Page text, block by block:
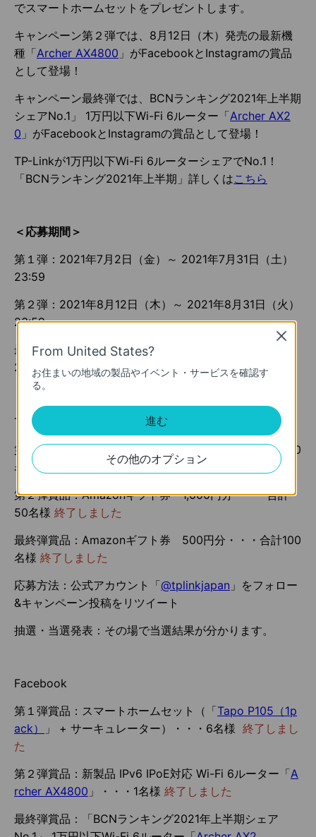
でスマートホームセットをプレゼントします。
キャンペーン第２弾では、8月12日（木）発売の最新機
種「Archer AX4800 」がFacebookとInstagramの賞品
として登場！
キャンペーン最終弾では、BCNランキング2021年上半期
シェアNo.1」 1万円以下Wi-Fi 6ルーター「Archer AX2
0 」がFacebookとInstagramの賞品として登場！
TP-Linkが1万円以下Wi-Fi 6ルーターシェアでNo.1！
「BCNランキング2021年上半期」詳しくはこちら
＜応募期間＞
第１弾：2021年7月2日（金）～ 2021年7月31日（土）
23:59
第２弾：2021年8月12日（木）～ 2021年8月31日（火）
23:59
最終弾：2021年9月17日（金）～ 2021年9月30日（木）
23:59
＜賞品・応募方法＞
Twitter
第１弾賞品：Amazonギフト券 500円分・・・合計100
名様
終了しました
第２弾賞品：Amazonギフト券 1,000円分・・・合計
50名様 終了しました
最終弾賞品：Amazonギフト券 500円分・・・合計100
名様 終了しました
応募方法：公式アカウント「@tplinkjapan 」をフォロー
&キャンペーン投稿をリツイート
抽選・当選発表：その場で当選結果が分かります。
Facebook
第１弾賞品：スマートホームセット（「Tapo P105 （1p
ack） 」 + サーキュレーター）・・・6名様 終了しまし
た
第２弾賞品：新製品 IPv6 IPoE対応 Wi-Fi 6ルーター「A
rcher AX4800 」・・・1名様 終了しました
最終弾賞品：「BCNランキング2021年上半期シェア
From United States?
お住まいの地域の製品やイベント・サービスを確認す
る。
進む
その他のオプション
Close